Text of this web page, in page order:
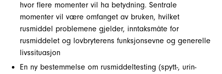
hvor flere momenter vil ha betydning. Sentrale
momenter vil være omfanget av bruken, hvilket
rusmiddel problemene gjelder, inntaksmåte for
rusmiddelet og lovbryterens funksjonsevne og generelle
livssituasjon
En ny bestemmelse om rusmiddeltesting (spytt-, urin-